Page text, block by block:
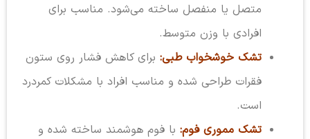
متصل یا منفصل ساخته می‌شود. مناسب برای
افرادی با وزن متوسط.
تشک خوشخواب طبی:برای کاهش فشار روی ستون
فقرات طراحی شده و مناسب افراد با مشکلات کمردرد
است.
تشک مموری فوم:با فوم هوشمند ساخته شده و